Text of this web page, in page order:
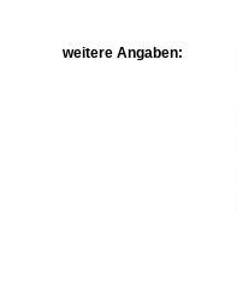
weitere Angaben: